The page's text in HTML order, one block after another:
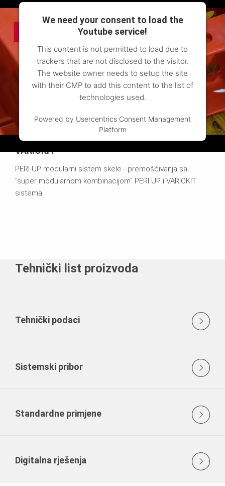
We need your consent to load the
Youtube service!
This content is not permitted to load due to
trackers that are not disclosed to the visitor.
The website owner needs to setup the site
with their CMP to add this content to the list of
technologies used.
Powered by Usercentrics Consent Management
Platform
Premošćivanja sa sistemima PERI UP i
VARIOKIT
PERI UP modularni sistem skele - premošćivanja sa
"super modularnom kombinacijom" PERI UP i VARIOKIT
sistema.
Tehnički list proizvoda
Tehnički podaci
Sistemski pribor
Standardne primjene
Digitalna rješenja